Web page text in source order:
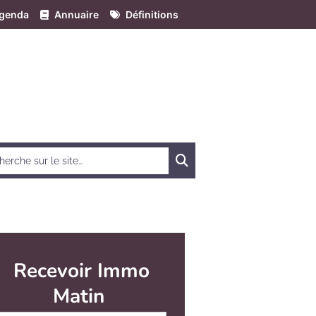
Annuaire Définitions
Recevoir Immo
Matin